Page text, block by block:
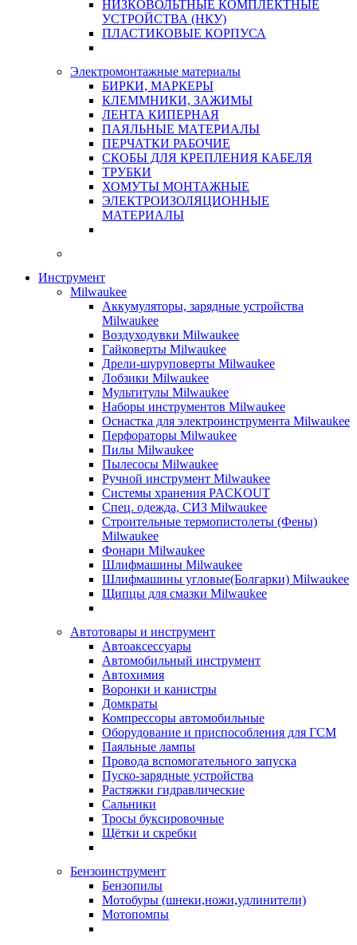
НИЗКОВОЛЬТНЫЕ КОМПЛЕКТНЫЕ
УСТРОЙСТВА (НКУ)
ПЛАСТИКОВЫЕ КОРПУСА
Электромонтажные материалы
БИРКИ, МАРКЕРЫ
КЛЕММНИКИ, ЗАЖИМЫ
ЛЕНТА КИПЕРНАЯ
ПАЯЛЬНЫЕ МАТЕРИАЛЫ
ПЕРЧАТКИ РАБОЧИЕ
СКОБЫ ДЛЯ КРЕПЛЕНИЯ КАБЕЛЯ
ТРУБКИ
ХОМУТЫ МОНТАЖНЫЕ
ЭЛЕКТРОИЗОЛЯЦИОННЫЕ
МАТЕРИАЛЫ
Инструмент
Milwaukee
Аккумуляторы, зарядные устройства
Milwaukee
Воздуходувки Milwaukee
Гайковерты Milwaukee
Дрели-шуруповерты Milwaukee
Лобзики Milwaukee
Мультитулы Milwaukee
Наборы инструментов Milwaukee
Оснастка для электроинструмента Milwaukee
Перфораторы Milwaukee
Пилы Milwaukee
Пылесосы Milwaukee
Ручной инструмент Milwaukee
Системы хранения PACKOUT
Спец. одежда, СИЗ Milwaukee
Строительные термопистолеты (Фены)
Milwaukee
Фонари Milwaukee
Шлифмашины Milwaukee
Шлифмашины угловые(Болгарки) Milwaukee
Щипцы для смазки Milwaukee
Автотовары и инструмент
Автоаксессуары
Автомобильный инструмент
Автохимия
Воронки и канистры
Домкраты
Компрессоры автомобильные
Оборудование и приспособления для ГСМ
Паяльные лампы
Провода вспомогательного запуска
Пуско-зарядные устройства
Растяжки гидравлические
Сальники
Тросы буксировочные
Щётки и скребки
Бензоинструмент
Бензопилы
Мотобуры (шнеки,ножи,удлинители)
Мотопомпы